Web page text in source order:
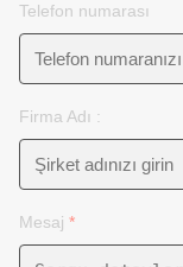
Telefon numarası
Firma Adı :
Mesaj *